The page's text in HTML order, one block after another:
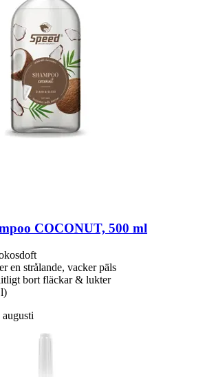
COCONUT, 500 ml
en strålande, vacker päls
bort fläckar & lukter